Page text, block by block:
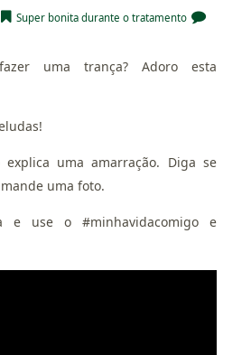
Super bonita durante o tratamento
uma trança? Adoro esta
explica uma amarração. Diga se
uma foto.
e use o #minhavidacomigo e